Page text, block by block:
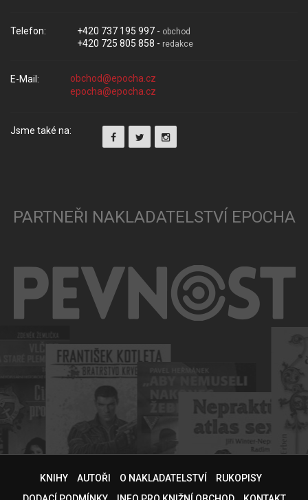
Telefon: +420 737 195 997 - obchod
+420 725 805 858 - redakce
E-Mail:
Jsme také na:
PARTNEŘI NAKLADATELSTVÍ EPOCHA
KNIHY AUTOŘI O NAKLADATELSTVÍ
RUKOPISY